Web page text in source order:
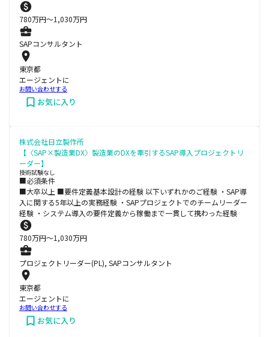
780万円〜1,030万円
SAPコンサルタント
東京都
エージェントに
お問い合わせする
お気に入り
株式会社日立製作所
【〈SAP×製造業DX〉製造業のDXを牽引するSAP導入プロジェクトリ
ーダー】
技術試験なし
■必須条件
■大卒以上 ■要件定義基本設計の経験 以下いずれかのご経験 ・SAP導
入に関する5年以上の実務経験 ・SAPプロジェクトでのチームリーダー
経験 ・システム導入の要件定義から稼働まで一貫して携わった経験
780万円〜1,030万円
プロジェクトリーダー(PL), SAPコンサルタント
東京都
エージェントに
お問い合わせする
お気に入り